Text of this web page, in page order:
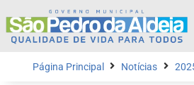
Página Principal Notícias